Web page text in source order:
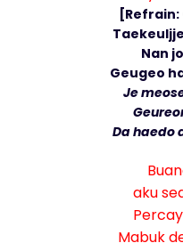
Nan
Geugeo
Je
Da haedo
aku
Mabuk